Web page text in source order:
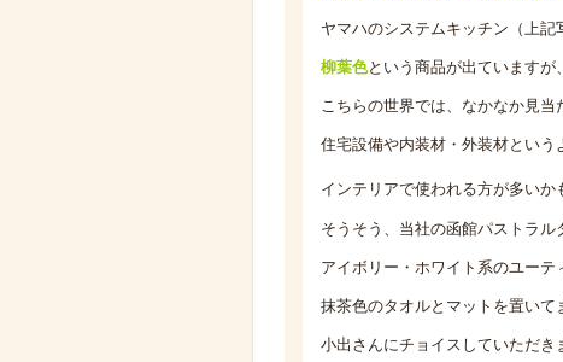
ヤマハのシステムキッチン（上記
柳葉色という商品が出ていますが、
こちらの世界では、なかなか見当
住宅設備や内装材・外装材という
インテリアで使われる方が多いか
そうそう、当社の函館パストラル
アイボリー・ホワイト系のユーテ
抹茶色のタオルとマットを置いて
小出さんにチョイスしていただき